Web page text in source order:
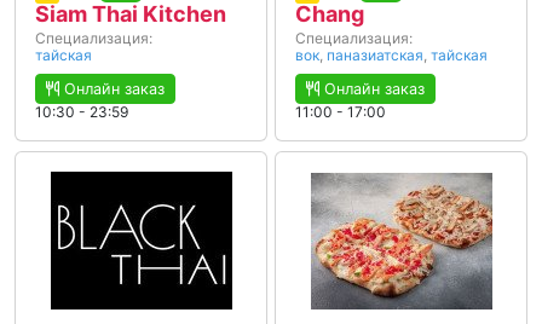
Siam Thai Kitchen
Специализация:
тайская
Онлайн заказ
10:30 - 23:59
Chang
Специализация:
вок, паназиатская, тайская
Онлайн заказ
11:00 - 17:00